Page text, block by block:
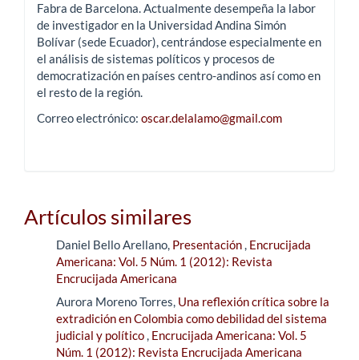
Fabra de Barcelona. Actualmente desempeña la labor
de investigador en la Universidad Andina Simón
Bolívar (sede Ecuador), centrándose especialmente en
el análisis de sistemas políticos y procesos de
democratización en países centro-andinos así como en
el resto de la región.
Correo electrónico: oscar.delalamo@gmail.com
Artículos similares
Daniel Bello Arellano, Presentación, Encrucijada
Americana: Vol. 5 Núm. 1 (2012): Revista
Encrucijada Americana
Aurora Moreno Torres, Una reflexión crítica sobre la
extradición en Colombia como debilidad del sistema
judicial y político, Encrucijada Americana: Vol. 5
Núm. 1 (2012): Revista Encrucijada Americana